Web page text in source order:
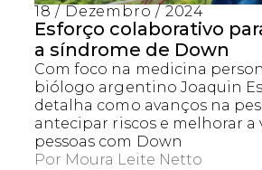
18 / Dezembro / 2024
Esforço colaborativo
a síndrome de Down
Com foco na medicina
biólogo argentino Joaquin
detalha como avanços na
antecipar riscos e melhorar a
pessoas com Down
Por Moura Leite Netto